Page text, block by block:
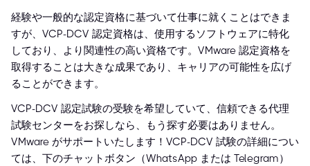
経験や一般的な認定資格に基づいて仕事に就くことはできま
すが、VCP-DCV 認定資格は、使用するソフトウェアに特化
しており、より関連性の高い資格です。VMware 認定資格を
取得することは大きな成果であり、キャリアの可能性を広げ
ることができます。
VCP-DCV 認定試験の受験を希望していて、信頼できる代理
試験センターをお探しなら、もう探す必要はありません。
VMware がサポートいたします！VCP-DCV 試験の詳細につい
ては、下のチャットボタン（WhatsApp または Telegram）